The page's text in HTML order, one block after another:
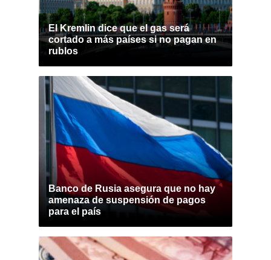
El Kremlin dice que el gas será
cortado a más países si no pagan en
rublos
Banco de Rusia asegura que no hay
amenaza de suspensión de pagos
para el país